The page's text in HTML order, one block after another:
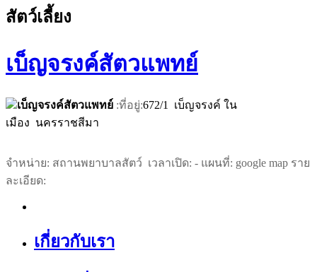
สัตว์เลี้ยง
เบ็ญจรงค์สัตวแพทย์
เบ็ญจรงค์สัตวแพทย์ :ที่อยู่:672/1 เบ็ญจรงค์ ใน
เมือง นครราชสีมา
จำหน่าย: สถานพยาบาลสัตว์ เวลาเปิด: - แผนที่: google map ราย
ละเอียด:
เกี่ยวกับเรา